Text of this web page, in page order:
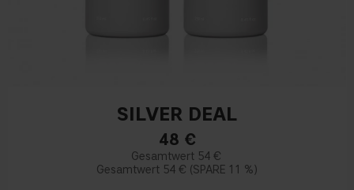
SILVER DEAL
48 €
54 €
54 €
11 %